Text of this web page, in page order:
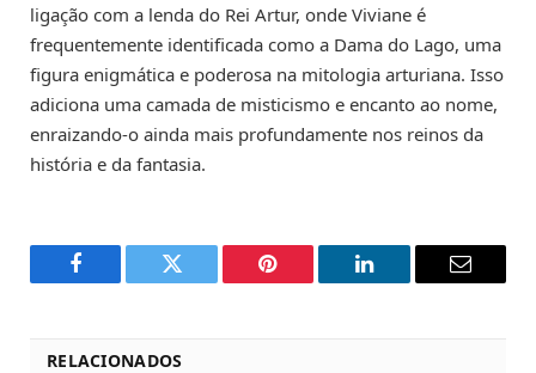
ligação com a lenda do Rei Artur, onde Viviane é
frequentemente identificada como a Dama do Lago, uma
figura enigmática e poderosa na mitologia arturiana. Isso
adiciona uma camada de misticismo e encanto ao nome,
enraizando-o ainda mais profundamente nos reinos da
história e da fantasia.
Facebook Twitter Pinterest LinkedIn Email
RELACIONADOS